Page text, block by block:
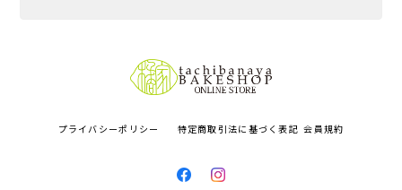
プライバシーポリシー 特定商取引法に基づく表記 会員規約